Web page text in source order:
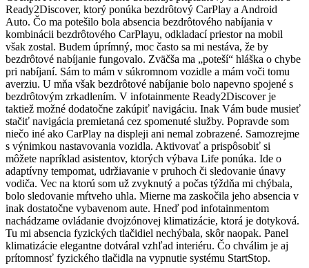
Ready2Discover, ktorý ponúka bezdrôtový CarPlay a Android
Auto. Čo ma potešilo bola absencia bezdrôtového nabíjania v
kombinácii bezdrôtového CarPlayu, odkladací priestor na mobil
však zostal. Budem úprímný, moc často sa mi nestáva, že by
bezdrôtové nabíjanie fungovalo. Zväčša ma „poteší“ hláška o chybe
pri nabíjaní. Sám to mám v súkromnom vozidle a mám voči tomu
averziu. U mňa však bezdrôtové nabíjanie bolo napevno spojené s
bezdrôtovým zrkadlením. V infotainmente Ready2Discover je
taktiež možné dodatočne zakúpiť navigáciu. Inak Vám bude musieť
stačiť navigácia premietaná cez spomenuté služby. Popravde som
niečo iné ako CarPlay na displeji ani nemal zobrazené. Samozrejme
s výnimkou nastavovania vozidla. Aktivovať a prispôsobiť si
môžete napríklad asistentov, ktorých výbava Life ponúka. Ide o
adaptívny tempomat, udržiavanie v pruhoch či sledovanie únavy
vodiča. Vec na ktorú som už zvyknutý a počas týždňa mi chýbala,
bolo sledovanie mŕtveho uhla. Mierne ma zaskočila jeho absencia v
inak dostatočne vybavenom aute. Hneď pod infotainmentom
nachádzame ovládanie dvojzónovej klimatizácie, ktorá je dotyková.
Tu mi absencia fyzických tlačidiel nechýbala, skôr naopak. Panel
klimatizácie elegantne dotváral vzhľad interiéru. Čo chválim je aj
prítomnosť fyzického tlačidla na vypnutie systému StartStop.